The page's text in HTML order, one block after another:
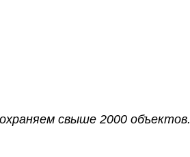
а
свыше 2000 объектов.